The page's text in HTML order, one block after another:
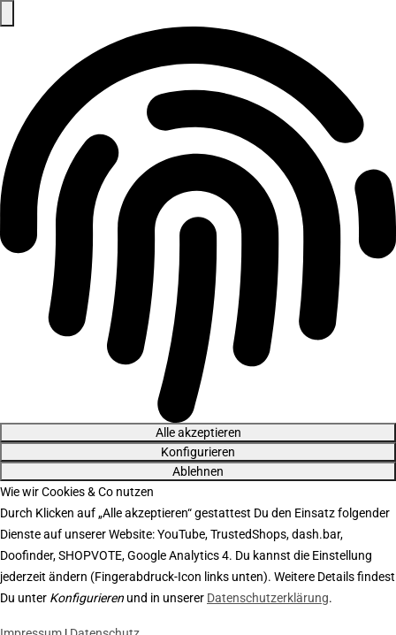
Alle akzeptieren
Konfigurieren
Ablehnen
Wie wir Cookies & Co nutzen
Durch Klicken auf „Alle akzeptieren“ gestattest Du den Einsatz folgender
Dienste auf unserer Website: YouTube, TrustedShops, dash.bar,
Doofinder, SHOPVOTE, Google Analytics 4. Du kannst die Einstellung
jederzeit ändern (Fingerabdruck-Icon links unten). Weitere Details findest
Du unter Konfigurieren und in unserer Datenschutzerklärung.